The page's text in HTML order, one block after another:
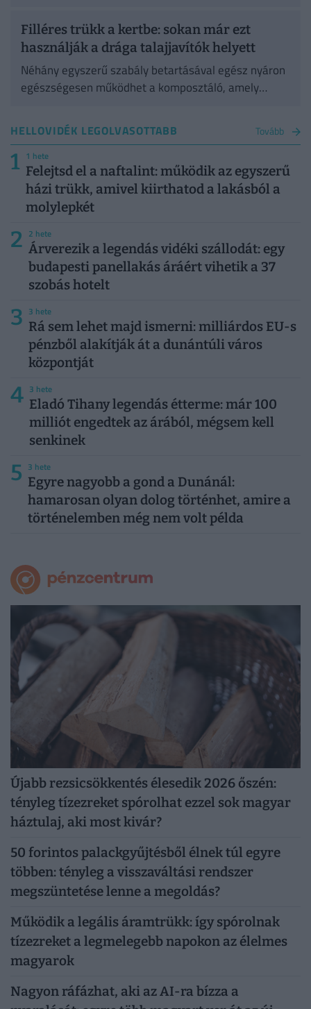
Filléres trükk a kertbe: sokan már ezt
használják a drága talajjavítók helyett
Néhány egyszerű szabály betartásával egész nyáron
egészségesen működhet a komposztáló, amely
HELLOVIDÉK LEGOLVASOTTABB Tovább
1 1 hete
Felejtsd el a naftalint: működik az egyszerű
házi trükk, amivel kiirthatod a lakásból a
molylepkét
2 2 hete
Árverezik a legendás vidéki szállodát: egy
budapesti panellakás áráért vihetik a 37
szobás hotelt
3 3 hete
Rá sem lehet majd ismerni: milliárdos EU-s
pénzből alakítják át a dunántúli város
központját
4 3 hete
Eladó Tihany legendás étterme: már 100
milliót engedtek az árából, mégsem kell
senkinek
5 3 hete
Egyre nagyobb a gond a Dunánál:
hamarosan olyan dolog történhet, amire a
történelemben még nem volt példa
Újabb rezsicsökkentés élesedik 2026 őszén:
tényleg tízezreket spórolhat ezzel sok magyar
háztulaj, aki most kivár?
50 forintos palackgyűjtésből élnek túl egyre
többen: tényleg a visszaváltási rendszer
megszüntetése lenne a megoldás?
Működik a legális áramtrükk: így spórolnak
tízezreket a legmelegebb napokon az élelmes
magyarok
Nagyon ráfázhat, aki az AI-ra bízza a